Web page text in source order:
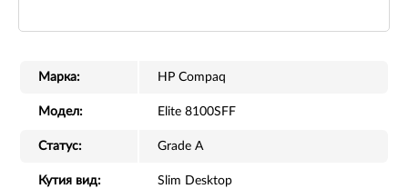
Марка: HP Compaq
Модел: Elite 8100SFF
Статус: Grade A
Кутия вид: Slim Desktop